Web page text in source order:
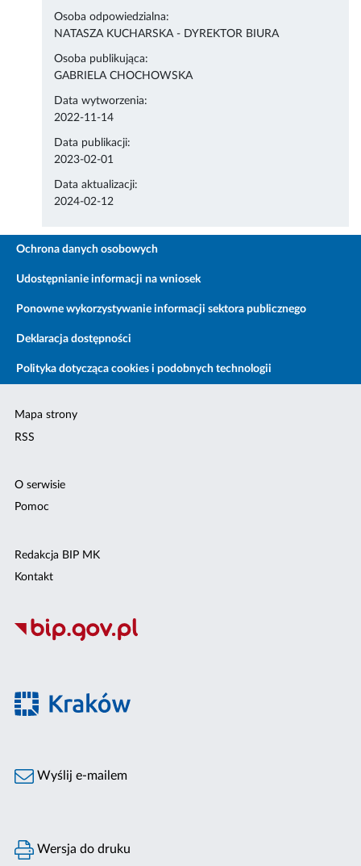
Osoba odpowiedzialna:
NATASZA KUCHARSKA - DYREKTOR BIURA
Osoba publikująca:
GABRIELA CHOCHOWSKA
Data wytworzenia:
2022-11-14
Data publikacji:
2023-02-01
Data aktualizacji:
2024-02-12
Ochrona danych osobowych
Udostępnianie informacji na wniosek
Ponowne wykorzystywanie informacji sektora publicznego
Deklaracja dostępności
Polityka dotycząca cookies i podobnych technologii
Mapa strony
RSS
O serwisie
Pomoc
Redakcja BIP MK
Kontakt
Wyślij e-mailem
Wersja do druku